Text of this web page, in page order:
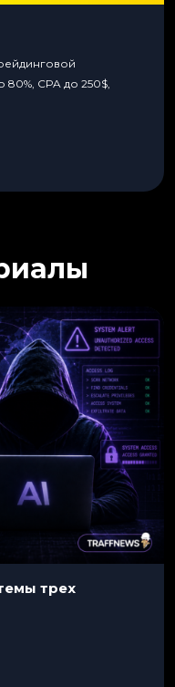
CPA до 250$,
трех